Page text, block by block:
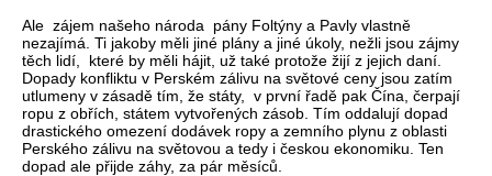
Ale zájem našeho národa pány Foltýny a Pavly vlastně
nezajímá. Ti jakoby měli jiné plány a jiné úkoly, nežli jsou zájmy
těch lidí, které by měli hájit, už také protože žijí z jejich daní.
Dopady konfliktu v Perském zálivu na světové ceny jsou zatím
utlumeny v zásadě tím, že státy, v první řadě pak Čína, čerpají
ropu z obřích, státem vytvořených zásob. Tím oddalují dopad
drastického omezení dodávek ropy a zemního plynu z oblasti
Perského zálivu na světovou a tedy i českou ekonomiku. Ten
dopad ale přijde záhy, za pár měsíců.